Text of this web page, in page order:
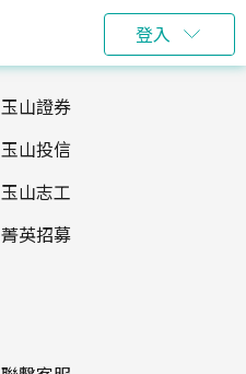
登入
玉山證券
玉山投信
玉山志工
菁英招募